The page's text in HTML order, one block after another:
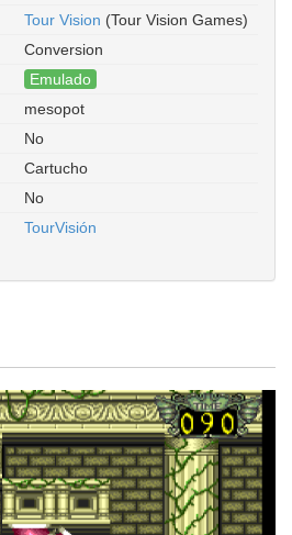
Tour Vision (Tour Vision Games)
Conversion
Emulado
mesopot
bootleg). ROM Parent: tourvis. Driver:
hash/pce_tourvision.xml
No
Cartucho
No
TourVisión